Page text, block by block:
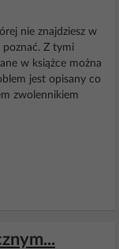
nie znajdziesz w
poznać. Z tymi
w książce można
jest opisany co
zwolennikiem